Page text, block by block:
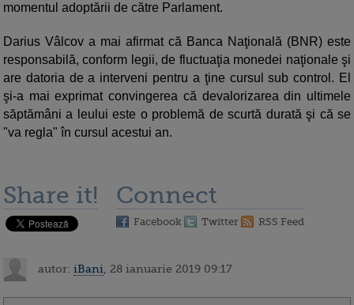
momentul adoptării de către Parlament.
Darius Vâlcov a mai afirmat că Banca Naţională (BNR) este
responsabilă, conform legii, de fluctuaţia monedei naţionale şi
are datoria de a interveni pentru a ţine cursul sub control. El
şi-a mai exprimat convingerea că devalorizarea din ultimele
săptămâni a leului este o problemă de scurtă durată şi că se
"va regla" în cursul acestui an.
Share it! Connect
Facebook Twitter RSS Feed
autor: iBani , 28 ianuarie 2019 09:17